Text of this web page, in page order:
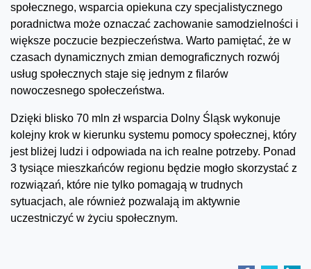
społecznego, wsparcia opiekuna czy specjalistycznego
poradnictwa może oznaczać zachowanie samodzielności i
większe poczucie bezpieczeństwa. Warto pamiętać, że w
czasach dynamicznych zmian demograficznych rozwój
usług społecznych staje się jednym z filarów
nowoczesnego społeczeństwa.
Dzięki blisko 70 mln zł wsparcia Dolny Śląsk wykonuje
kolejny krok w kierunku systemu pomocy społecznej, który
jest bliżej ludzi i odpowiada na ich realne potrzeby. Ponad
3 tysiące mieszkańców regionu będzie mogło skorzystać z
rozwiązań, które nie tylko pomagają w trudnych
sytuacjach, ale również pozwalają im aktywnie
uczestniczyć w życiu społecznym.